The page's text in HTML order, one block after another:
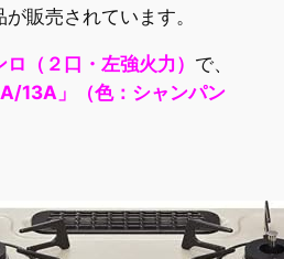
販売されています。
（２口・左強火力） で、
13A」（色：シャンパン